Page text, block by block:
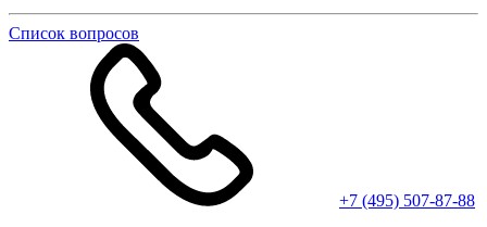
Cписок вопросов
+7 (495) 507-87-88